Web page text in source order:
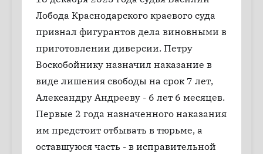
Лобода Краснодарского краевого суда
признал фигурантов дела виновными в
приготовлении диверсии. Петру
Воскобойнику назначил наказание в
виде лишения свободы на срок 7 лет,
Александру Андрееву - 6 лет 6 месяцев.
Первые 2 года назначенного наказания
им предстоит отбывать в тюрьме, а
оставшуюся часть - в исправительной